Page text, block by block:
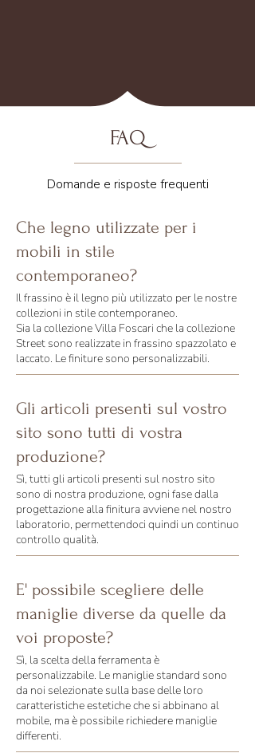
FAQ
Domande e risposte frequenti
Che legno utilizzate per i
mobili in stile
contemporaneo?
Il frassino è il legno più utilizzato per le nostre
collezioni in stile contemporaneo.
Sia la collezione Villa Foscari che la collezione
Street sono realizzate in frassino spazzolato e
laccato. Le finiture sono personalizzabili.
Gli articoli presenti sul vostro
sito sono tutti di vostra
produzione?
Sì, tutti gli articoli presenti sul nostro sito
sono di nostra produzione, ogni fase dalla
progettazione alla finitura avviene nel nostro
laboratorio, permettendoci quindi un continuo
controllo qualità.
E' possibile scegliere delle
maniglie diverse da quelle da
voi proposte?
Sì, la scelta della ferramenta è
personalizzabile. Le maniglie standard sono
da noi selezionate sulla base delle loro
caratteristiche estetiche che si abbinano al
mobile, ma è possibile richiedere maniglie
differenti.